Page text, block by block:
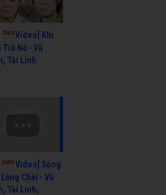
7352Video] Khi
Trà Nở - Vũ
Tài Linh
3659Video] Sóng
Chài - Vũ
Tài Linh,